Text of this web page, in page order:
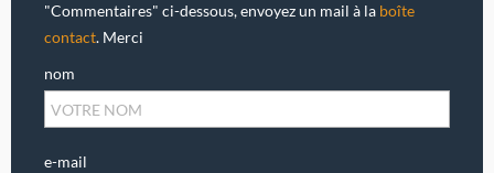
"Commentaires" ci-dessous, envoyez un mail à la boîte
contact. Merci
nom
e-mail